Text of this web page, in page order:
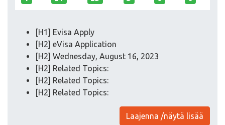
[H1] Evisa Apply
[H2] eVisa Application
[H2] Wednesday, August 16, 2023
[H2] Related Topics:
[H2] Related Topics:
[H2] Related Topics:
Laajenna /näytä lisää